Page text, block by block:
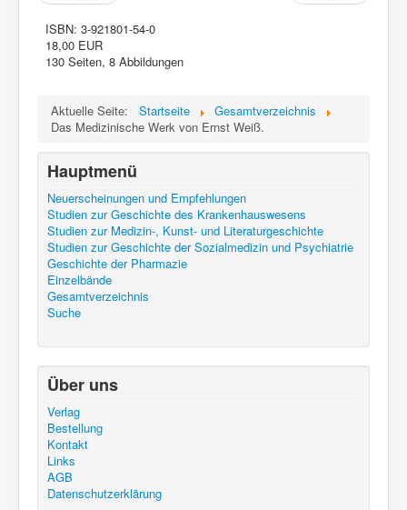
ISBN: 3-921801-54-0
18,00 EUR
130 Seiten, 8 Abbildungen
Aktuelle Seite: Startseite
Gesamtverzeichnis
Das Medizinische Werk von Ernst Weiß.
Hauptmenü
Neuerscheinungen und Empfehlungen
Studien zur Geschichte des Krankenhauswesens
Studien zur Medizin-, Kunst- und Literaturgeschichte
Studien zur Geschichte der Sozialmedizin und Psychiatrie
Geschichte der Pharmazie
Einzelbände
Gesamtverzeichnis
Suche
Über uns
Verlag
Bestellung
Kontakt
Links
AGB
Datenschutzerklärung